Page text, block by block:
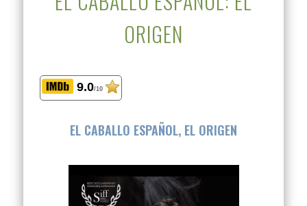
ORIGEN
9.0/10
EL CABALLO ESPAÑOL, EL ORIGEN